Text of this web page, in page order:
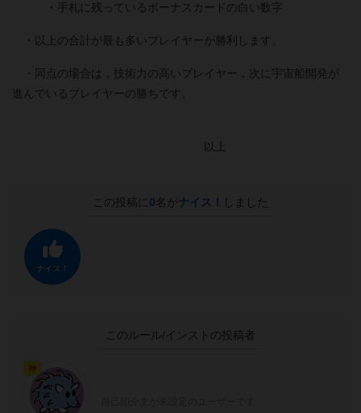
・手札に残っているボーナスカードの白い数字
・以上の合計が最も多いプレイヤーが勝利します。
・同点の場合は，技術力の高いプレイヤー，次に宇宙船開発が
進んでいるプレイヤーの勝ちです。
以上
この投稿に 0名がナイス！ しました
ナイス！
このルール/インストの投稿者